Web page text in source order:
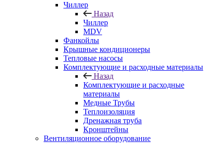
Чиллер
Назад
Чиллер
MDV
Фанкойлы
Крышные кондиционеры
Тепловые насосы
Комплектующие и расходные материалы
Назад
Комплектующие и расходные
материалы
Медные Трубы
Теплоизоляция
Дренажная труба
Кронштейны
Вентиляционное оборудование